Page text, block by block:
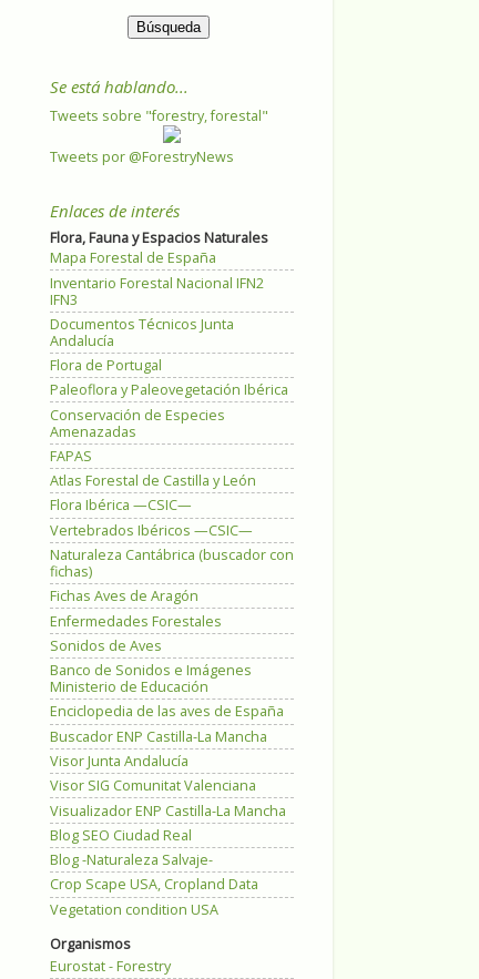
Se está hablando...
Tweets sobre "forestry, forestal"
Tweets por @ForestryNews
Enlaces de interés
Flora, Fauna y Espacios Naturales
Mapa Forestal de España
Inventario Forestal Nacional IFN2
IFN3
Documentos Técnicos Junta
Andalucía
Flora de Portugal
Paleoflora y Paleovegetación Ibérica
Conservación de Especies
Amenazadas
FAPAS
Atlas Forestal de Castilla y León
Flora Ibérica —CSIC—
Vertebrados Ibéricos —CSIC—
Naturaleza Cantábrica (buscador con
fichas)
Fichas Aves de Aragón
Enfermedades Forestales
Sonidos de Aves
Banco de Sonidos e Imágenes
Ministerio de Educación
Enciclopedia de las aves de España
Buscador ENP Castilla-La Mancha
Visor Junta Andalucía
Visor SIG Comunitat Valenciana
Visualizador ENP Castilla-La Mancha
Blog SEO Ciudad Real
Blog -Naturaleza Salvaje-
Crop Scape USA, Cropland Data
Vegetation condition USA
Organismos
Eurostat - Forestry